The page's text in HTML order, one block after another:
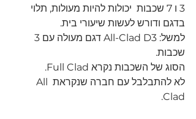
3 ו 7 שכבות  יכולות להיות מעולות, תלוי
בדגם ודורש לעשות שיעורי בית.
שכבות.
הסוג של השכבות נקרא Full Clad.
לא להתבלבל עם חברה שנקראת All
Clad.